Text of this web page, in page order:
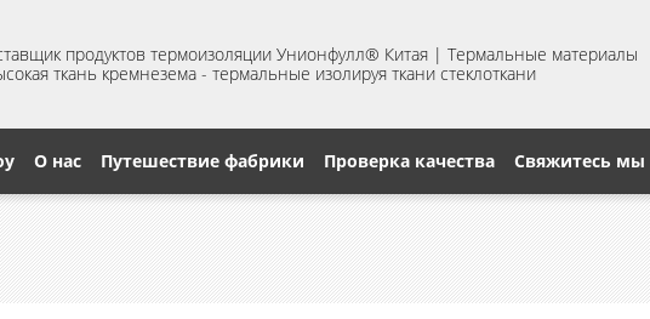
продуктов термоизоляции Унионфулл® Китая | Термальные материалы
ткань кремнезема - термальные изолируя ткани стеклоткани
О нас Путешествие фабрики Проверка качества Свяжитесь мы